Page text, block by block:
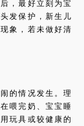
，最好立刻为宝
发保护，新生儿
象，若未做好清
的情况发生。理
喂完奶、宝宝睡
玩具或较健康的